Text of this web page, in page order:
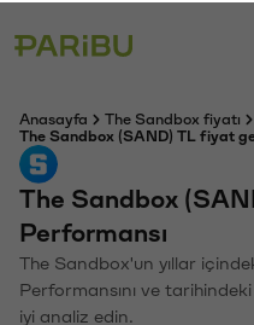
Anasayfa
The Sandbox fiyatı
The Sandbox (SAND) TL fiyat
The Sandbox
Performansı
The Sandbox'un yıllar
Performansını ve
iyi analiz edin.